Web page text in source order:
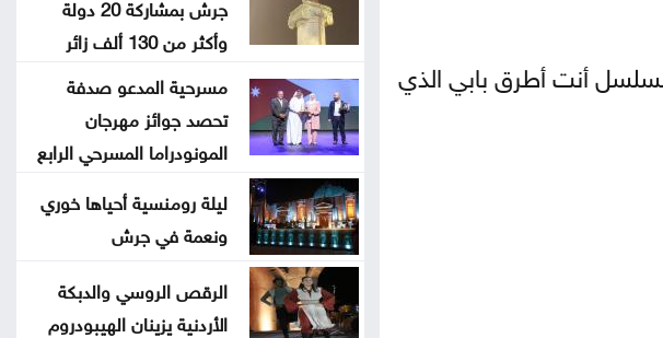
أنت أطرق بابي الذي
جرش بمشاركة 20 دولة
وأكثر من 130 ألف زائر
مسرحية المدعو صدفة
تحصد جوائز مهرجان
المونودراما المسرحي الرابع
ليلة رومنسية أحياها خوري
ونعمة في جرش
الرقص الروسي والدبكة
الأردنية يزينان الهيبودروم